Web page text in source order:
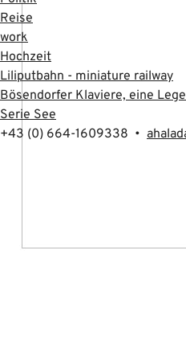
Reise
work
Hochzeit
Liliputbahn - miniature railway
Bösendorfer Klaviere, eine
Serie See
+43 (0) 664-1609338 •